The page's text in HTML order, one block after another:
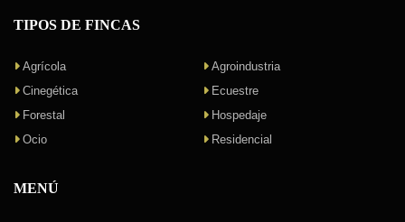
TIPOS DE FINCAS
Agrícola
Agroindustria
Cinegética
Ecuestre
Forestal
Hospedaje
Ocio
Residencial
MENÚ